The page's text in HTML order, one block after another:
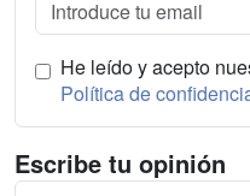
He leído y acepto
Política de
Escribe tu opinión